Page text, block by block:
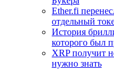
Ether.fi
отдельный
История
которого был
XRP получит
нужно знать